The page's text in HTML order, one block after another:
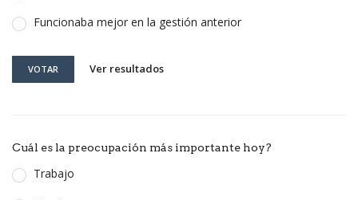
Funcionaba mejor en la gestión anterior
VOTAR Ver resultados
Cuál es la preocupación más importante hoy?
Trabajo